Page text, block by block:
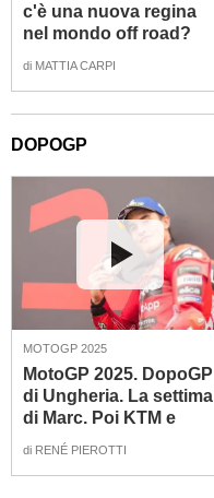
c'è una nuova regina
nel mondo off road?
di MATTIA CARPI
DOPOGP
MOTOGP 2025
MotoGP 2025. DopoGP
di Ungheria. La settima
di Marc. Poi KTM e
Aprilia [VIDEO]
di RENÉ PIEROTTI